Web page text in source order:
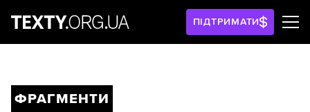
ПІДТРИМАТИ
ФРАГМЕНТИ